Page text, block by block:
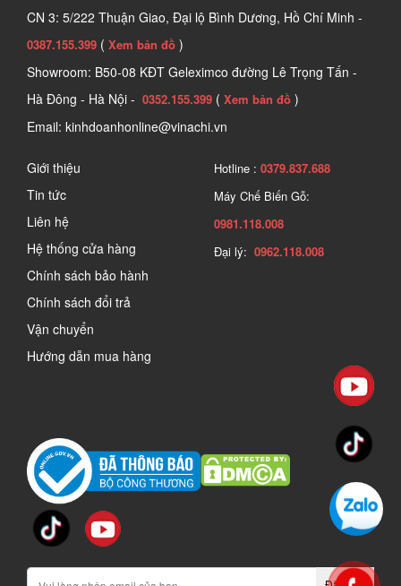
CN 3: 5/222 Thuận Giao, Đại lộ Bình Dương, Hồ Chí Minh -
0387.155.399 ( Xem bản đồ )
Showroom: B50-08 KĐT Geleximco đường Lê Trọng Tấn -
Hà Đông - Hà Nội - 0352.155.399 ( Xem bản đồ )
Email: kinhdoanhonline@vinachi.vn
Giới thiệu
Tin tức
Liên hệ
Hệ thống cửa hàng
Chính sách bảo hành
Chính sách đổi trả
Vận chuyển
Hướng dẫn mua hàng
Hotline : 0379.837.688
Máy Chế Biến Gỗ:
0981.118.008
Đại lý: 0962.118.008